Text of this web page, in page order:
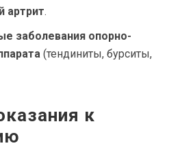
артрит.
заболевания опорно-
(тендиниты, бурситы,
к